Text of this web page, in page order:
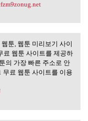
무료 웹툰, 웹툰
,
툰, 웹툰 미리보기 사이
료 웹툰 사이트를 제공하
의 가장 빠른 주소로 안
무료 웹툰 사이트를 이용